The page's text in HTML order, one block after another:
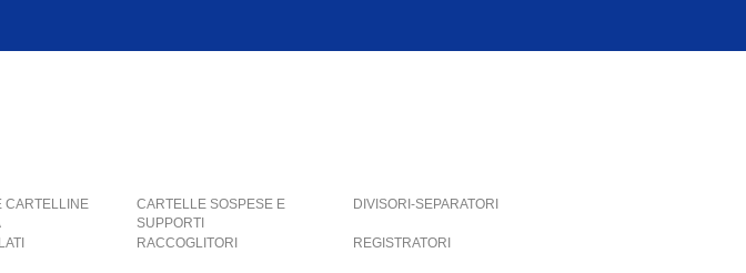
CARTELLINE
CARTELLE SOSPESE E
SUPPORTI
DIVISORI-SEPARATORI
RACCOGLITORI REGISTRATORI